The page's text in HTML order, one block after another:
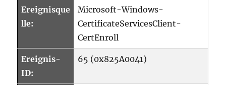
Ereignisque
lle:
Microsoft-Windows-
CertificateServicesClient-
CertEnroll
Ereignis-
ID:
65 (0x825A0041)